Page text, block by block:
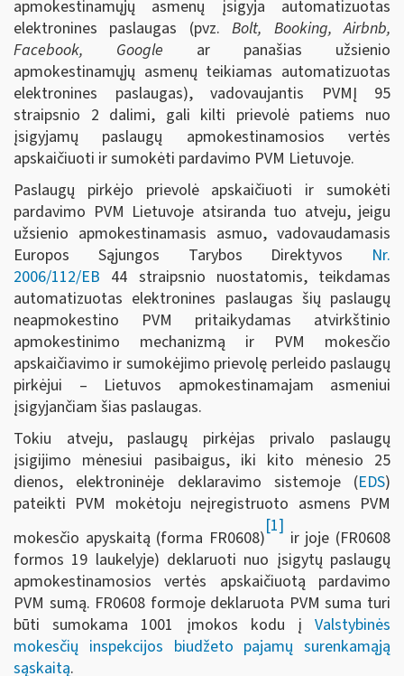
apmokestinamųjų asmenų įsigyja automatizuotas
elektronines paslaugas (pvz.Bolt, Booking, Airbnb,
Facebook, Google ar panašias užsienio
apmokestinamųjų asmenų teikiamas automatizuotas
elektronines paslaugas), vadovaujantis PVMĮ 95
straipsnio 2 dalimi, gali kilti prievolė patiems nuo
įsigyjamų paslaugų apmokestinamosios vertės
apskaičiuoti ir sumokėti pardavimo PVM Lietuvoje.
Paslaugų pirkėjo prievolė apskaičiuoti ir sumokėti
pardavimo PVM Lietuvoje atsiranda tuo atveju, jeigu
užsienio apmokestinamasis asmuo, vadovaudamasis
Europos Sąjungos Tarybos Direktyvos Nr.
2006/112/EB 44 straipsnio nuostatomis, teikdamas
automatizuotas elektronines paslaugas šių paslaugų
neapmokestino PVM pritaikydamas atvirkštinio
apmokestinimo mechanizmą ir PVM mokesčio
apskaičiavimo ir sumokėjimo prievolę perleido paslaugų
pirkėjui – Lietuvos apmokestinamajam asmeniui
įsigyjančiam šias paslaugas.
Tokiu atveju, paslaugų pirkėjas privalo paslaugų
įsigijimo mėnesiui pasibaigus, iki kito mėnesio 25
dienos, elektroninėje deklaravimo sistemoje (EDS)
pateikti PVM mokėtoju neįregistruoto asmens PVM
mokesčio apyskaitą (forma FR0608)
[1]
ir joje (FR0608
formos 19 laukelyje) deklaruoti nuo įsigytų paslaugų
apmokestinamosios vertės apskaičiuotą pardavimo
PVM sumą. FR0608 formoje deklaruota PVM suma turi
būti sumokama 1001 įmokos kodu į Valstybinės
mokesčių inspekcijos biudžeto pajamų surenkamąją
sąskaitą.